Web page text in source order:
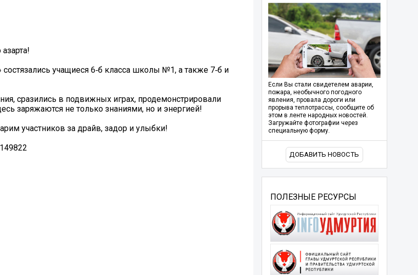
учащиеся 6‑б класса школы №1, а также 7‑б и
сразились в подвижных играх, продемонстрировали
заряжаются не только знаниями, но и энергией!
участников за драйв, задор и улыбки!
Если Вы стали свидетелем аварии,
пожара, необычного погодного
явления, провала дороги или
прорыва теплотрассы, сообщите об
этом в ленте народных новостей.
Загружайте фотографии через
специальную форму.
ДОБАВИТЬ НОВОСТЬ
ПОЛЕЗНЫЕ РЕСУРСЫ